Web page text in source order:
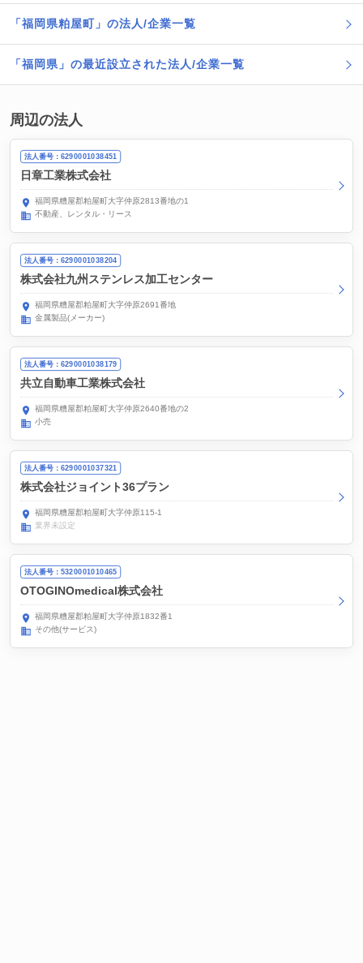
「福岡県粕屋町」の法人/企業一覧
「福岡県」の最近設立された法人/企業一覧
周辺の法人
法人番号：6290001038451
日章工業株式会社
福岡県糟屋郡粕屋町大字仲原2813番地の1
不動産、レンタル・リース
法人番号：6290001038204
株式会社九州ステンレス加工センター
福岡県糟屋郡粕屋町大字仲原2691番地
金属製品(メーカー)
法人番号：6290001038179
共立自動車工業株式会社
福岡県糟屋郡粕屋町大字仲原2640番地の2
小売
法人番号：6290001037321
株式会社ジョイント36プラン
福岡県糟屋郡粕屋町大字仲原115-1
業界未設定
法人番号：5320001010465
OTOGINOmedical株式会社
福岡県糟屋郡粕屋町大字仲原1832番1
その他(サービス)